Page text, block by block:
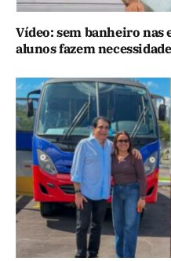
Vídeo: sem banheiro nas
alunos fazem